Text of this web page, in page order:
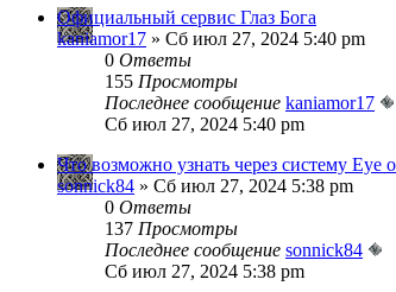
Официальный сервис Глаз Бога
kaniamor17 » Сб июл 27, 2024 5:40 pm
0 Ответы
155 Просмотры
Последнее сообщение kaniamor17
Сб июл 27, 2024 5:40 pm
Что возможно узнать через систему Eye
sonnick84 » Сб июл 27, 2024 5:38 pm
0 Ответы
137 Просмотры
Последнее сообщение sonnick84
Сб июл 27, 2024 5:38 pm